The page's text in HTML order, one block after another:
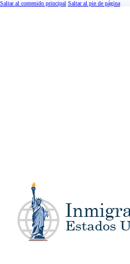
Saltar al contenido principal Saltar al pie de página